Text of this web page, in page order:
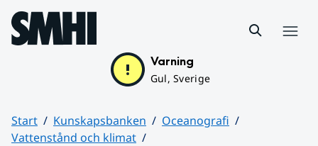
Hoppa till sidans innehåll
Varning
Gul, Sverige
Start Kunskapsbanken
Oceanografi
Vattenstånd och klimat